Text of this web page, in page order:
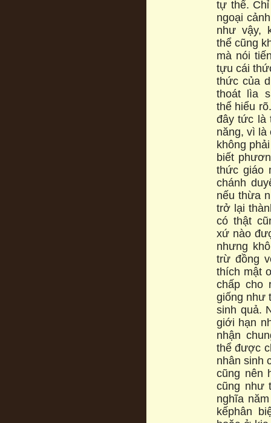
tự thể.
ngoại
như vậy,
thể cũng
mà nói
tựu cái
thức của
thoát lìa
thể hiểu
đây tức là
năng, vì là
không
biết
thức giáo
chánh
nếu thừa
trở lại
có thật
xứ nào
nhưng
trừ đồng
thích mật
chấp cho
giống như
sinh quả.
giới hạn
nhận
thể được
nhân sinh
cũng nên
cũng như
nghĩa
kếphân